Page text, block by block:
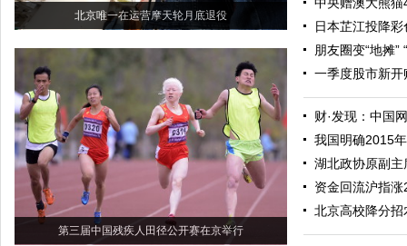
北京唯一在运营摩天轮月底退役
第三届中国残疾人田径公开赛在京举行
日本芷江投降
朋友圈变“地摊”
一季度股市新
财·发现：中国
我国明确2015
湖北政协原副
资金回流沪指
北京高校降分